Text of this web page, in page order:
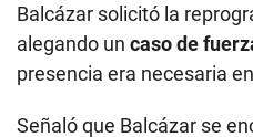
Balcázar solicitó la
alegando un caso de
presencia era necesaria
Señaló que Balcázar se